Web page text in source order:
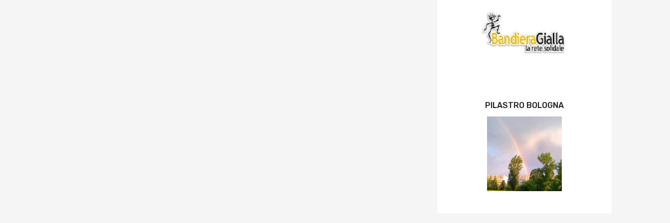
PILASTRO BOLOGNA